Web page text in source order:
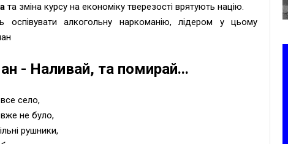
та зміна курсу на економіку тверезості врятують націю.
оспівувати алкогольну наркоманію, лідером у цьому
- Наливай, та помирай...
село,
не було,
рушники,